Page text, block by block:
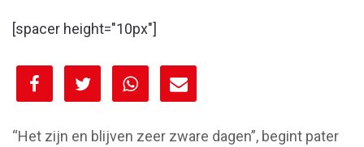
[spacer height="10px"]
[spacer height="10px"]
“Het zijn en blijven zeer zware dagen”, begint pater